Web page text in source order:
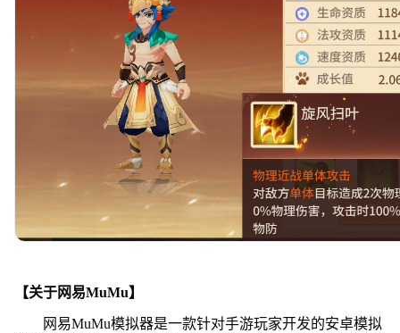
【关于网易MuMu】
网易MuMu模拟器是一款针对手游玩家开发的安卓模拟